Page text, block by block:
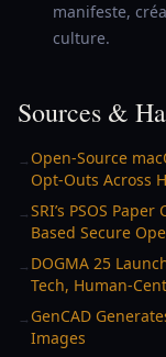
manifeste,
culture.
Sources &
→ Open-Source
Opt-Outs Across
→SRI’s PSOS
Based Secure
→ DOGMA 25
Tech, Human-
→ GenCAD
Images